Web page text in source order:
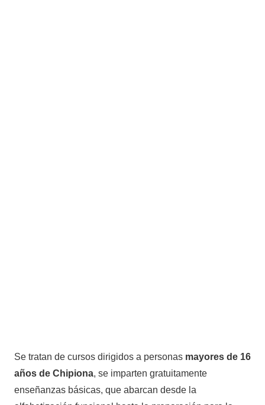
Se tratan de cursos dirigidos a personas mayores de 16
años de Chipiona, se imparten gratuitamente
enseñanzas básicas, que abarcan desde la